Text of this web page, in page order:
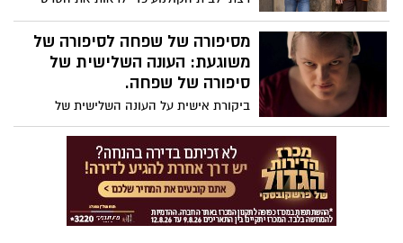
מובטחים)
החדש של קוונטין טרנטינו 'היו זמנים
בהוליווד', בכיכובם של בראד פיט ולאונרדו
דיקפריו ההורסים ת'בריאות.
מסיפורה של שפחה לסיפורה של
משוגעת: העונה השלישית של
סיפורה של שפחה.
ביקורת אישית על העונה השלישית של
הסדרה מהמדוברות ביותר בעולם מאת -
ענבל B.A קולנוע וטלוויזיה.